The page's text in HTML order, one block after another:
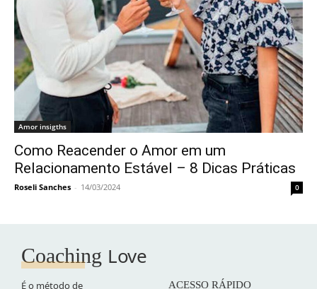
Amor insigths
Como Reacender o Amor em um
Relacionamento Estável – 8 Dicas Práticas
Roseli Sanches - 14/03/2024 0
Coaching Love
É o método de ACESSO RÁPIDO